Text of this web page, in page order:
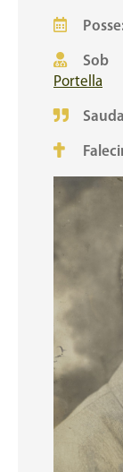
Sob
Portella